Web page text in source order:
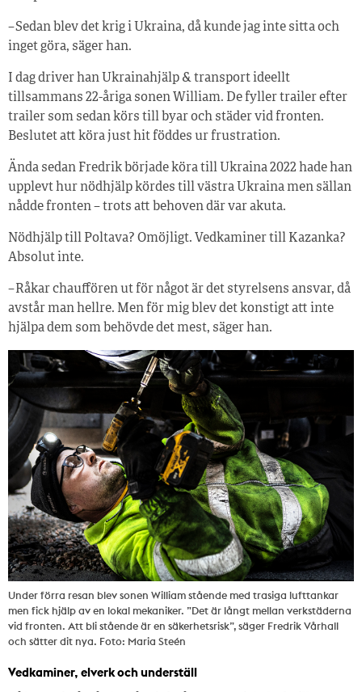
– Sedan blev det krig i Ukraina, då kunde jag inte sitta och
inget göra, säger han.
I dag driver han Ukrainahjälp & transport ideellt
tillsammans 22-åriga sonen William. De fyller trailer efter
trailer som sedan körs till byar och städer vid fronten.
Beslutet att köra just hit föddes ur frustration.
Ända sedan Fredrik började köra till Ukraina 2022 hade han
upplevt hur nödhjälp kördes till västra Ukraina men sällan
nådde fronten – trots att behoven där var akuta.
Nödhjälp till Poltava? Omöjligt. Vedkaminer till Kazanka?
Absolut inte.
– Råkar chauffören ut för något är det styrelsens ansvar, då
avstår man hellre. Men för mig blev det konstigt att inte
hjälpa dem som behövde det mest, säger han.
Under förra resan blev sonen William stående med trasiga lufttankar
men fick hjälp av en lokal mekaniker. ”Det är långt mellan verkstäderna
vid fronten. Att bli stående är en säkerhetsrisk”, säger Fredrik Vårhall
och sätter dit nya. Foto: Maria Steén
Vedkaminer, elverk och underställ